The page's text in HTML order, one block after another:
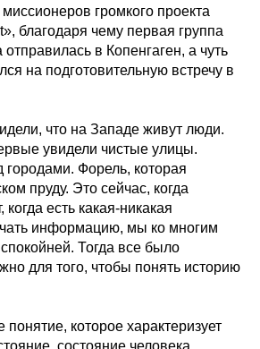
громкого проекта
благодаря чему первая группа
в Копенгаген, а чуть
на подготовительную встречу в
что на Западе живут люди.
увидели чистые улицы.
городами. Форель, которая
пруду. Это сейчас, когда
есть какая-никакая
информацию, мы ко многим
Тогда все было
для того, чтобы понять историю
которое характеризует
состояние человека,